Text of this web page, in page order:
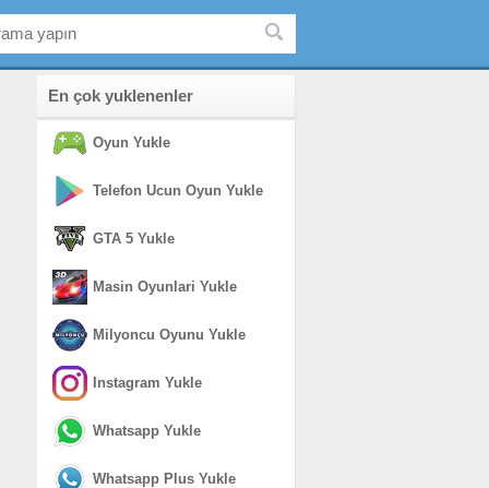
En çok yuklenenler
Oyun Yukle
Telefon Ucun Oyun Yukle
GTA 5 Yukle
Masin Oyunlari Yukle
Milyoncu Oyunu Yukle
Instagram Yukle
Whatsapp Yukle
Whatsapp Plus Yukle